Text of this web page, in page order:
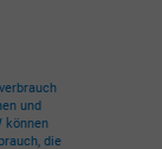
und
können
die